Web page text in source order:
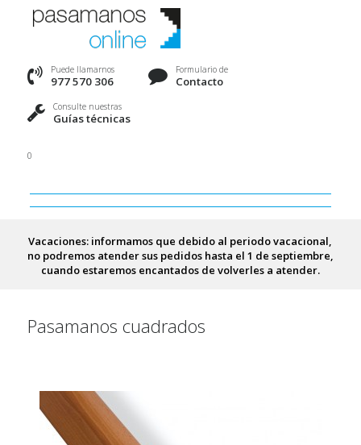
Puede llamarnos
977 570 306
Formulario de
Contacto
Consulte nuestras
Guías técnicas
0
Vacaciones: informamos que debido al periodo vacacional,
no podremos atender sus pedidos hasta el 1 de septiembre,
cuando estaremos encantados de volverles a atender.
Pasamanos cuadrados